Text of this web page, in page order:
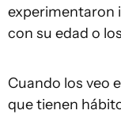
experimentaron
con su edad o
Cuando los veo
que tienen